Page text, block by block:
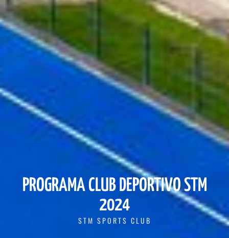
PROGRAMA CLUB DEPORTIVO STM
2024
STM SPORTS CLUB